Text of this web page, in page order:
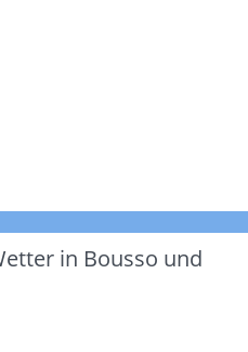
in Bousso und